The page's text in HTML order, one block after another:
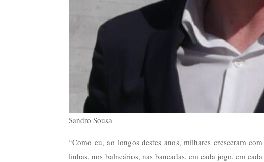
Sandro Sousa
“Como eu, ao longos destes anos, milhares cresceram
linhas, nos balneários, nas bancadas, em cada jogo, em